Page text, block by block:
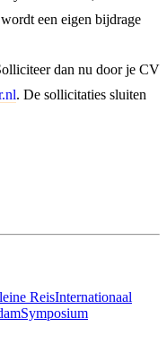
een eigen bijdrage
dan nu door je CV
. De sollicitaties sluiten
ReisInternationaal
Symposium